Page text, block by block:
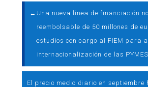
← Una nueva línea de financiación no
reembolsable de 50 millones de
estudios con cargo al FIEM para
internacionalización de las
El precio medio diario en septiembre